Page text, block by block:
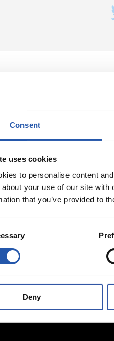
Consent
uses cookies
to personalise content
about your use of our site
that you’ve provided to
Deny